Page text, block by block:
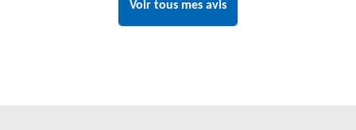
Voir tous mes avis